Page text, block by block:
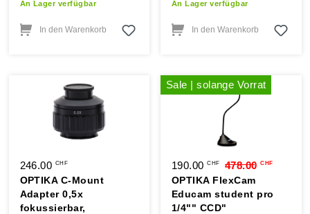
An Lager verfügbar
In den Warenkorb
An Lager verfügbar
In den Warenkorb
246.00 CHF
OPTIKA C-Mount
Adapter 0,5x
fokussierbar,
Sale | solange Vorrat
190.00CHF 478.00CHF
OPTIKA FlexCam
Educam student pro
1/4"" CCD"